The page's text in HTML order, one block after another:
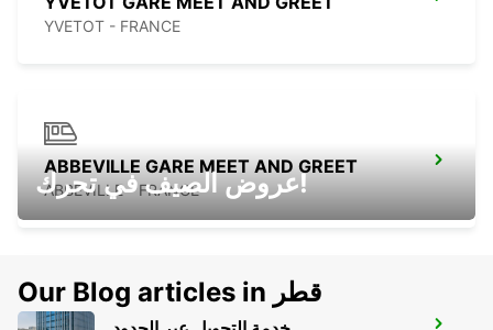
YVETOT - FRANCE
ABBEVILLE GARE MEET AND GREET
ABBEVILLE - FRANCE عروض الصيف في تحرك!
Our Blog articles in قطر